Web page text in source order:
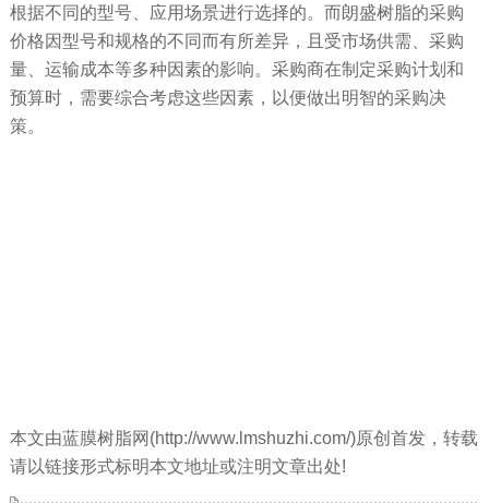
根据不同的型号、应用场景进行选择的。而朗盛树脂的采购
价格因型号和规格的不同而有所差异，且受市场供需、采购
量、运输成本等多种因素的影响。采购商在制定采购计划和
预算时，需要综合考虑这些因素，以便做出明智的采购决
策。
本文由蓝膜树脂网(http://www.lmshuzhi.com/)原创首发，转载
请以链接形式标明本文地址或注明文章出处!